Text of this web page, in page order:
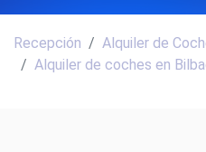
Recepción
Alquiler de
Alquiler de coches en